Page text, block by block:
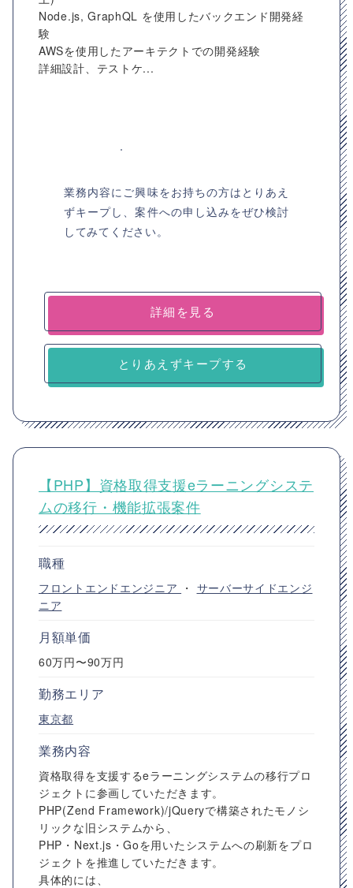
Node.js, GraphQL を使用したバックエンド開発経
験
AWSを使用したアーキテクトでの開発経験
詳細設計、テストケ...
業務内容にご興味をお持ちの方はとりあえ
ずキープし、案件への申し込みをぜひ検討
してみてください。
詳細を見る
とりあえずキープする
【PHP】資格取得支援eラーニングシステ
ムの移行・機能拡張案件
職種
フロントエンドエンジニア ・ サーバーサイドエンジ
ニア
月額単価
60万円〜90万円
勤務エリア
東京都
業務内容
資格取得を支援するeラーニングシステムの移行プロ
ジェクトに参画していただきます。
PHP(Zend Framework)/jQueryで構築されたモノシ
リックな旧システムから、
PHP・Next.js・Goを用いたシステムへの刷新をプロ
ジェクトを推進していただきます。
具体的には、